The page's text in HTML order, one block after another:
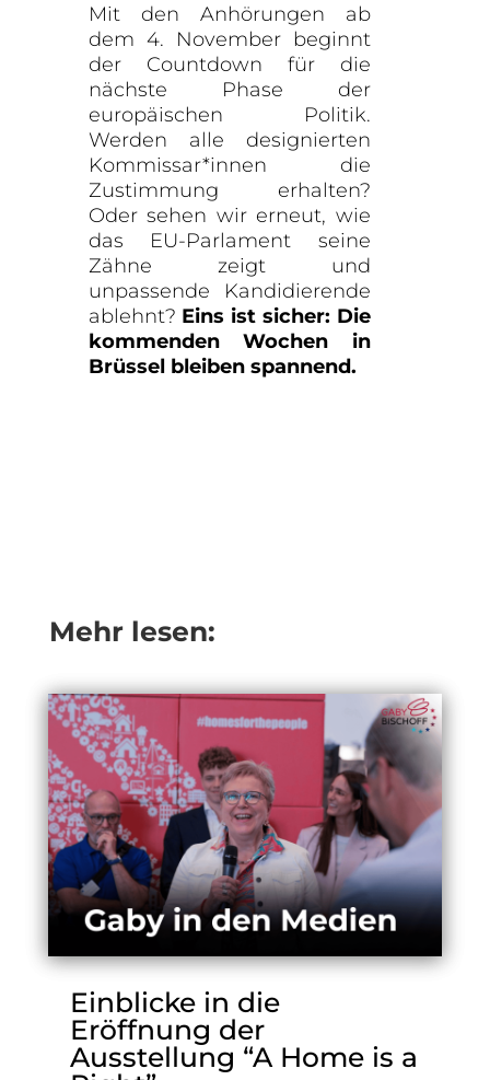
Mit den Anhörungen ab
dem 4. November beginnt
der Countdown für die
nächste Phase der
europäischen Politik.
Werden alle designierten
Kommissar*innen die
Zustimmung erhalten?
Oder sehen wir erneut, wie
das EU-Parlament seine
Zähne zeigt und
unpassende Kandidierende
ablehnt? Eins ist sicher: Die
kommenden Wochen in
Brüssel bleiben spannend.
Mehr lesen:
Einblicke in die
Eröffnung der
Ausstellung “A Home is a